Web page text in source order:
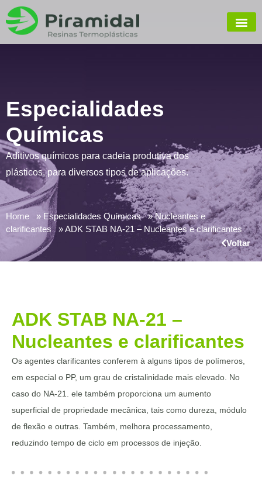
Especialidades
Químicas
Aditivos químicos para cadeia produtiva dos
plásticos, para diversos tipos de aplicações.
Home Especialidades Químicas
Nucleantes e
clarificantes
ADK STAB NA-21 – Nucleantes e clarificantes
Voltar
ADK STAB NA-21 –
Nucleantes e clarificantes
Os agentes clarificantes conferem à alguns tipos de polímeros,
em especial o PP, um grau de cristalinidade mais elevado. No
caso do NA-21. ele também proporciona um aumento
superficial de propriedade mecânica, tais como dureza, módulo
de flexão e outras. Também, melhora processamento,
reduzindo tempo de ciclo em processos de injeção.